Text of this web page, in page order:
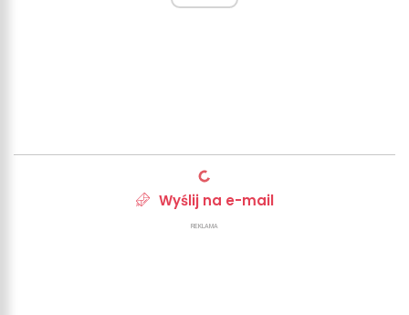
Wyślij na e-mail
REKLAMA